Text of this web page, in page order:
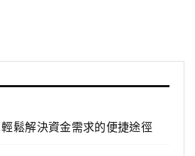
鬆解決資金需求的便捷途徑